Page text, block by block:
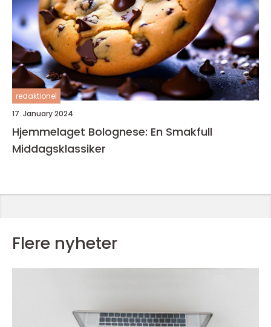
redaktionel
17. January 2024
Hjemmelaget Bolognese: En Smakfull
Middagsklassiker
Flere nyheter